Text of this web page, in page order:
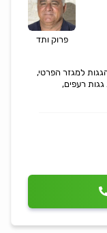
פרוק ותד
למגזר הפרטי,
גגות רעפים,